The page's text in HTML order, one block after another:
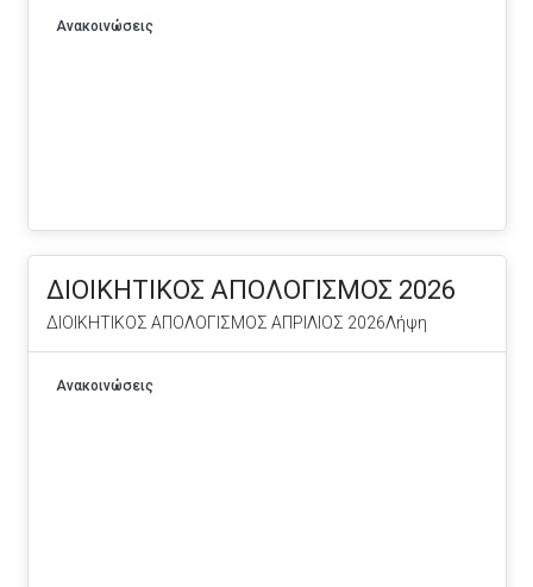
Ανακοινώσεις
ΔΙΟΙΚΗΤΙΚΟΣ ΑΠΟΛΟΓΙΣΜΟΣ 2026
ΔΙΟΙΚΗΤΙΚΟΣ ΑΠΟΛΟΓΙΣΜΟΣ ΑΠΡΙΛΙΟΣ 2026Λήψη
Ανακοινώσεις